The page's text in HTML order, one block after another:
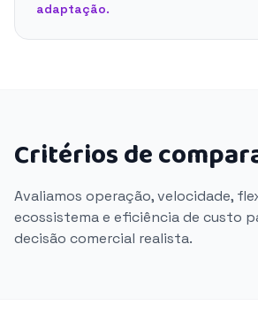
adaptação.
Critérios de
Avaliamos operação, velocidade,
ecossistema e eficiência de custo
decisão comercial realista.